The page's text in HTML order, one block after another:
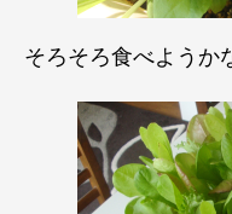
そろそろ食べようか